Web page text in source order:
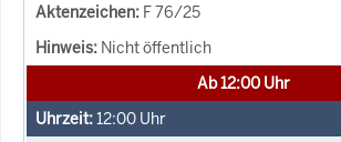
F 76/25
Nicht öffentlich
Ab 12:00 Uhr
12:00 Uhr